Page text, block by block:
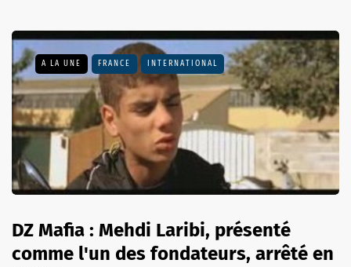
A LA UNE FRANCE INTERNATIONAL
DZ Mafia : Mehdi Laribi, présenté
comme l'un des fondateurs, arrêté en